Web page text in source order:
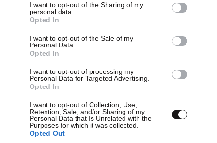
not limited to your visit or usage behaviour. You may click to
grant or deny consent to Google and its third-party tags to
use your data for below specified purposes in below Google
consent section.
I want to opt-out of the Sharing of my
personal data.
Opted In
I want to opt-out of the Sale of my
Personal Data.
Opted In
I want to opt-out of processing my
Personal Data for Targeted Advertising.
Opted In
I want to opt-out of Collection, Use,
Retention, Sale, and/or Sharing of my
Personal Data that Is Unrelated with the
Purposes for which it was collected.
Opted Out